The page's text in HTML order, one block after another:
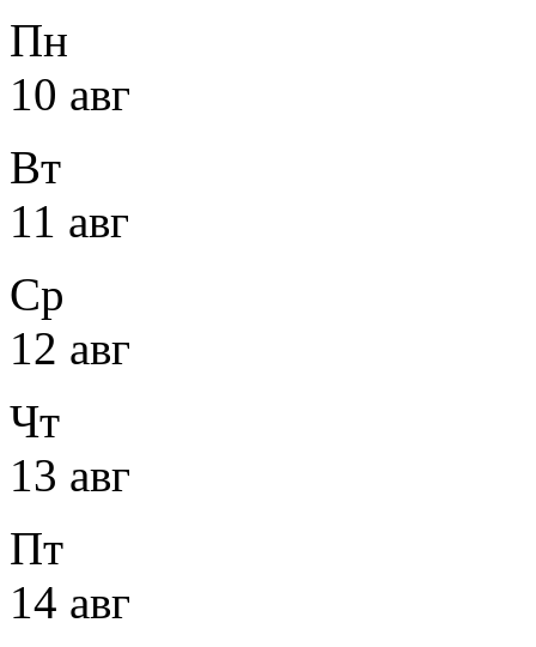
Пн
10 авг
Вт
11 авг
Ср
12 авг
Чт
13 авг
Пт
14 авг